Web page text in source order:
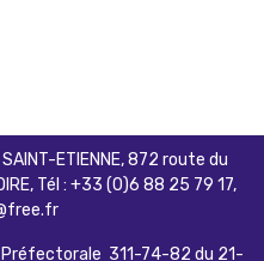
SAINT-ETIENNE, 872 route du
Tél : +33 (0)6 88 25 79 17,
Préfectorale 311-74-82 du 21-